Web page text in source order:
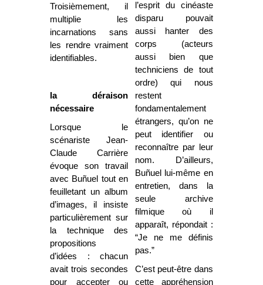
Troisièmement, il
multiplie les
incarnations sans
les rendre vraiment
identifiables.
la déraison
nécessaire
Lorsque le
scénariste Jean-
Claude Carrière
évoque son travail
avec Buñuel tout en
feuilletant un album
d’images, il insiste
particulièrement sur
la technique des
propositions
d’idées : chacun
avait trois secondes
pour accepter ou
l’esprit du cinéaste
disparu pouvait
aussi hanter des
corps (acteurs
aussi bien que
techniciens de tout
ordre) qui nous
restent
fondamentalement
étrangers, qu’on ne
peut identifier ou
reconnaître par leur
nom. D’ailleurs,
Buñuel lui-même en
entretien, dans la
seule archive
filmique où il
apparaît, répondait :
“Je ne me définis
pas.”
C’est peut-être dans
cette appréhension